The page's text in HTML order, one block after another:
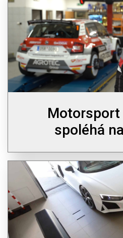
Motorsport
spoléhá